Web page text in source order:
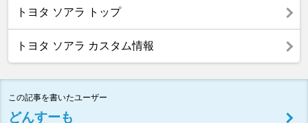
トヨタ ソアラ トップ
トヨタ ソアラ カスタム情報
この記事を書いたユーザー
どんすーも